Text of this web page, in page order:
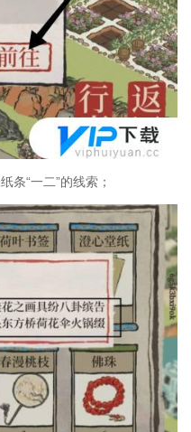
条“一二”的线索；